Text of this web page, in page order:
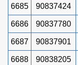
6685 90837424
6686 90837780
6687 90837901
6688 90838205